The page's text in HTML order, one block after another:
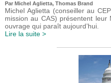
Par Michel Aglietta, Thomas Brand
Michel Aglietta (conseiller au
mission au CAS) présentent leur
ouvrage qui paraît aujourd’hui.
Lire la suite >